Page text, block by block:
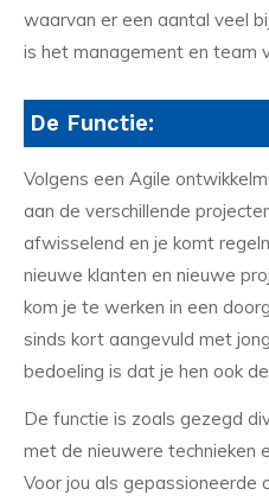
waarvan er een aantal veel
is het management en team
De Functie:
Volgens een Agile
aan de verschillende
afwisselend en je komt
nieuwe klanten en nieuwe
kom je te werken in een
sinds kort aangevuld met
bedoeling is dat je hen ook
De functie is zoals gezegd
met de nieuwere technieken
Voor jou als gepassioneerde